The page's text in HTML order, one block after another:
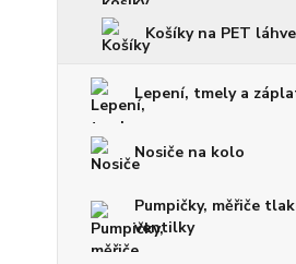
Košíky na PET láhve
Lepení, tmely a
Nosiče na kolo
Pumpičky, měřiče
ventilky